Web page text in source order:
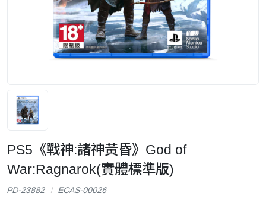
PS5《戰神:諸神黃昏》God of
War:Ragnarok(實體標準版)
PD-23882
ECAS-00026